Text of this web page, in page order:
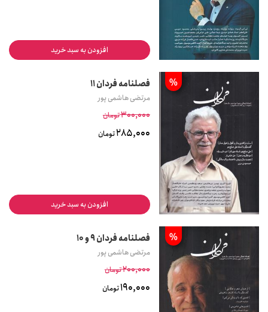
افزودن به سبد خرید
% فصلنامه فردان 11
مرتضی هاشمی پور
300,000تومان
285,000تومان
افزودن به سبد خرید
% فصلنامه فردان 9 و 10
مرتضی هاشمی پور
200,000تومان
190,000تومان